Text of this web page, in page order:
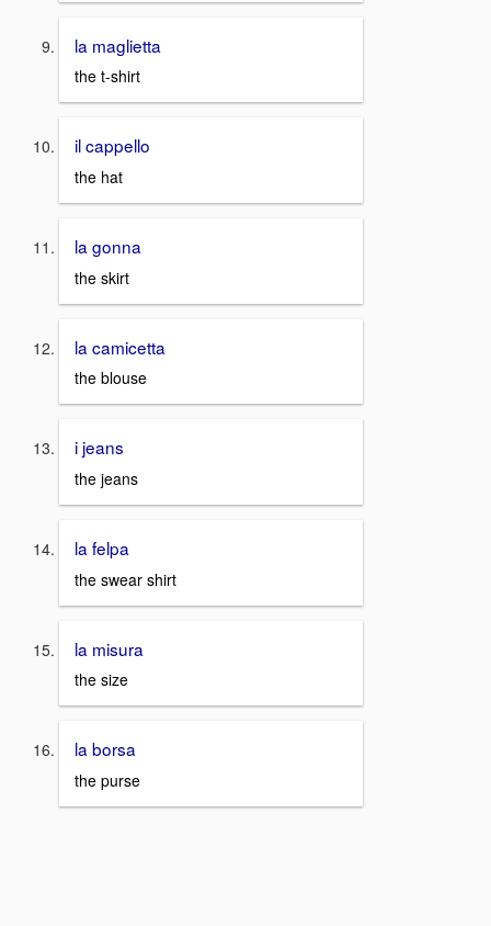
la maglietta
the t-shirt
il cappello
the hat
la gonna
the skirt
la camicetta
the blouse
i jeans
the jeans
la felpa
the swear shirt
la misura
the size
la borsa
the purse